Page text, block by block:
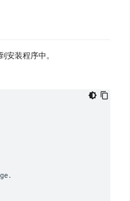
安装程序中。
.